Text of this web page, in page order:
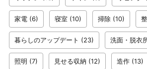
家電 (6) 寝室 (10) 掃除 (10)
暮らしのアップデート (23) 洗面・脱衣
照明 (7) 見せる収納 (12) 造作 (13)